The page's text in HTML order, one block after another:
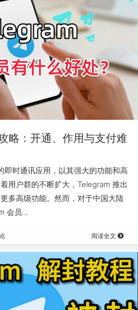
略：开通、作用与支付难
即时通讯应用，以其强大的功能和高
用户群的不断扩大，Telegram 推出
多高级功能。然而，对于中国大陆
会员…
阅读全文